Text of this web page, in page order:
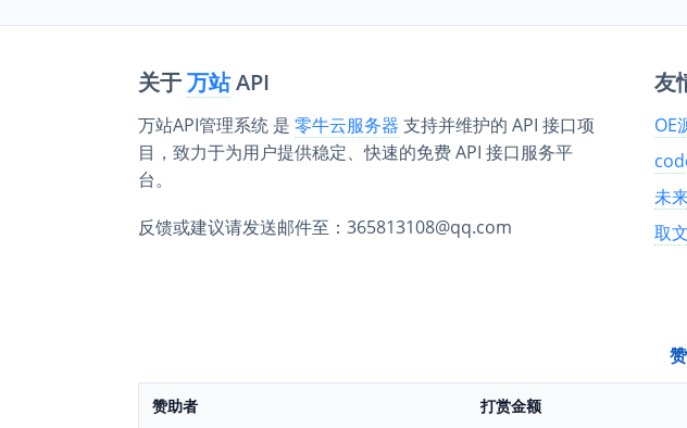
关于万站API
万站API管理系统 是 零牛云服务器 支持并维护的 API 接口项
目，致力于为用户提供稳定、快速的免费 API 接口服务平
台。
反馈或建议请发送邮件至：365813108@qq.com
友
OE
未
取
赞助者 打赏金额